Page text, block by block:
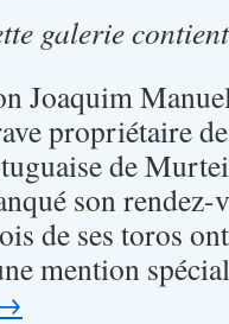
galerie
Joaquim
propriétaire
de
son rendez-
de ses toros
mention